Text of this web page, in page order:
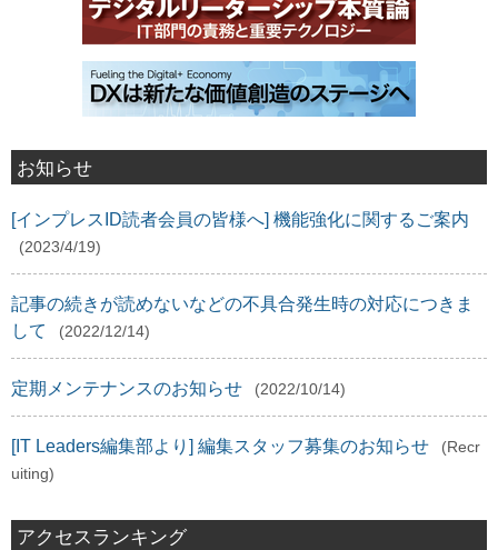
お知らせ
[インプレスID読者会員の皆様へ] 機能強化に関するご案内
(2023/4/19)
記事の続きが読めないなどの不具合発生時の対応につきま
して
(2022/12/14)
定期メンテナンスのお知らせ (2022/10/14)
[IT Leaders編集部より] 編集スタッフ募集のお知らせ
(Recr
uiting)
アクセスランキング